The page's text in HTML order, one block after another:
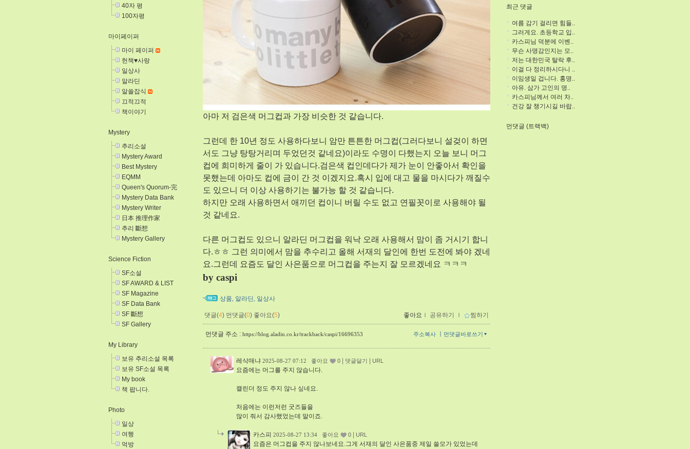
40자 평
100자평
마이페이퍼
마이 페이퍼
헌책♥사랑
일상사
알라딘
알쓸잡식
끄적끄적
책이야기
Mystery
추리소설
Mystery Award
Best Mystery
EQMM
Queen's Quorum-完
Mystery Data Bank
Mystery Writer
日本 推理作家
추리 斷想
Mystery Gallery
Science Fiction
SF소설
SF AWARD & LIST
SF Magazine
SF Data Bank
SF 斷想
SF Gallery
My Library
보유 추리소설 목록
보유 SF소설 목록
My book
책 팝니다.
Photo
일상
여행
먹방
아마 저 검은색 머그컵과 가장 비슷한 것 같습니다.
그런데 한 10년 정도 사용하다보니 암만 튼튼한 머그컵(그러다보니 설겆이 하면
서도 그냥 탕탕거리며 두었던것 같네요)이라도 수명이 다했는지 오늘 보니 머그
컵에 희미하게 줄이 가 있습니다.검은색 컵인데다가 제가 눈이 안좋아서 확인을
못했는데 아마도 컵에 금이 간 것 이겠지요.혹시 입에 대고 물을 마시다가 깨질수
도 있으니 더 이상 사용하기는 불가능 할 것 같습니다.
하지만 오래 사용하면서 애끼던 컵이니 버릴 수도 없고 연필꼿이로 사용해야 될
것 같네요.
다른 머그컵도 있으니 알라딘 머그컵을 워낙 오래 사용해서 맘이 좀 거시기 합니
다.ㅎㅎ 그런 의미에서 맘을 추수리고 올해 서재의 달인에 한번 도전에 봐야 겠네
요.그런데 요즘도 달인 사은품으로 머그컵을 주는지 잘 모르겠네요 ㅋㅋㅋ
by caspi
상품 알라딘 일상사
댓글(4) 먼댓글(0) 좋아요(5) 좋아요 ｌ 공유하기 ｌ 찜하기
먼댓글 주소 : https://blog.aladin.co.kr/trackback/caspi/16696353 먼댓글바로쓰기
주소복사
레삭매냐 2025-08-27 07:12 좋아요 0 댓글달기 URL
요즘에는 머그를 주지 않습니다.
캘린더 정도 주지 않나 싶네요.
처음에는 이런저런 굿즈들을
많이 줘서 감사했었는데 말이죠.
카스피 2025-08-27 13:34 좋아요 0 URL
요즘은 머그컵을 주지 않나보네요.그게 서재의 달인 사은품중 제일 쓸모가 있었는데
최근 댓글
여름 감기 걸리면 힘들..
그러게요. 초등학교 입..
카스피님 덕분에 이벤..
무슨 사명감인지는 모..
저는 대한민국 탈락 후..
이걸 다 정리하시다니 ..
이임생일 겁니다. 홍명..
아유. 삼가 고인의 명..
카스피님께서 여러 차..
건강 잘 챙기시길 바랍..
먼댓글 (트랙백)